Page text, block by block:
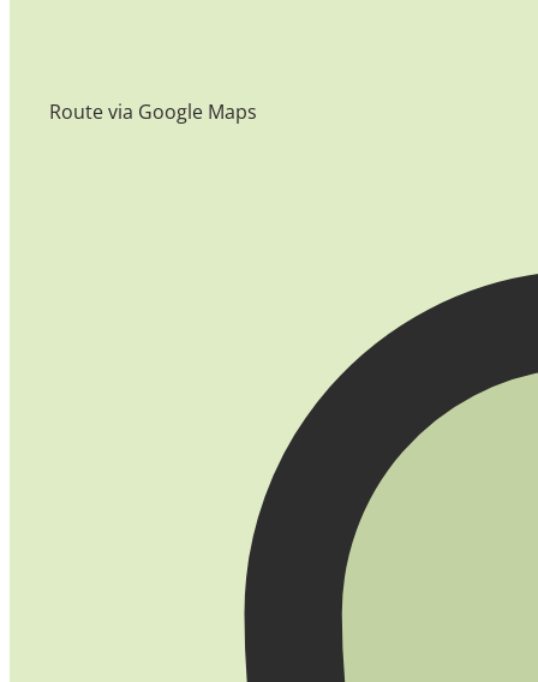
Route via Google Maps